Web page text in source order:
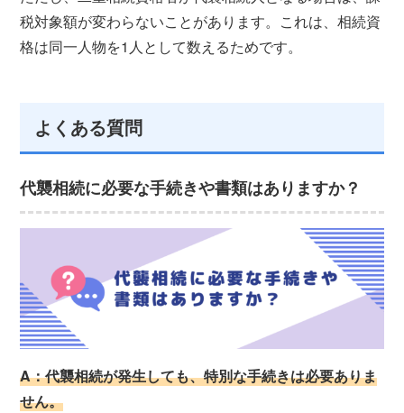
税対象額が変わらないことがあります。これは、相続資
格は同一人物を1人として数えるためです。
よくある質問
代襲相続に必要な手続きや書類はありますか？
A：代襲相続が発生しても、特別な手続きは必要ありま
せん。